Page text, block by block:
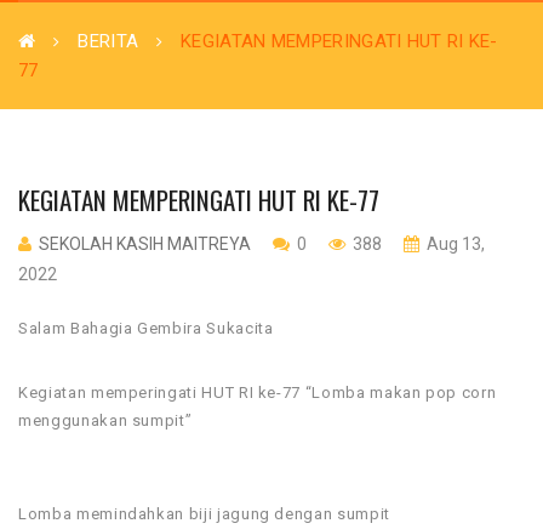
BERITA
KEGIATAN MEMPERINGATI HUT RI KE-
77
KEGIATAN MEMPERINGATI HUT RI KE-77
SEKOLAH KASIH MAITREYA 0 388
Aug 13,
2022
Salam Bahagia Gembira Sukacita
Kegiatan memperingati HUT RI ke-77 “Lomba makan pop corn
menggunakan sumpit”
Lomba memindahkan biji jagung dengan sumpit